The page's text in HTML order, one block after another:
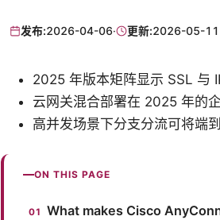
发布:2026-04-06· 更新:2026-05-11
2025 年版本矩阵显示 SSL 与
云网关混合部署在 2025 年的
高并发场景下分支分流可将端
ON THIS PAGE
What makes Cisco